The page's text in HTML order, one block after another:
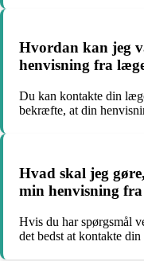
Hvordan kan jeg
henvisning fra
Du kan kontakte din
bekræfte, at din
Hvad skal jeg
min henvisning
Hvis du har spørgsmål
det bedst at kontakte